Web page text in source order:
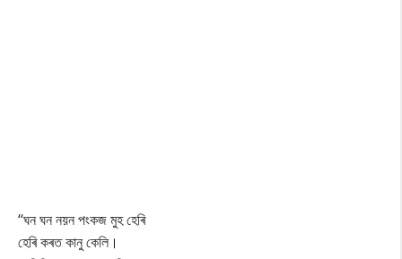
‘‘ঘন ঘন নয়ন পংকজ মুহ হেৰি
হেৰি কৰত কানু কেলি।